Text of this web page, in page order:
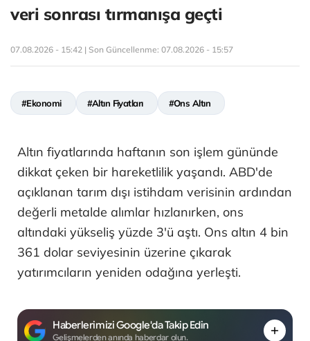
veri sonrası tırmanışa geçti
07.08.2026 - 15:42 | Son Güncellenme: 07.08.2026 - 15:57
#Ekonomi #Altın Fiyatları #Ons Altın
Altın fiyatlarında haftanın son işlem gününde
dikkat çeken bir hareketlilik yaşandı. ABD'de
açıklanan tarım dışı istihdam verisinin ardından
değerli metalde alımlar hızlanırken, ons
altındaki yükseliş yüzde 3'ü aştı. Ons altın 4 bin
361 dolar seviyesinin üzerine çıkarak
yatırımcıların yeniden odağına yerleşti.
Haberlerimizi Google'da Takip Edin
Gelişmelerden anında haberdar olun.